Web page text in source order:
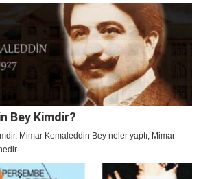
Bey Kimdir?
Mimar Kemaleddin Bey neler yaptı, Mimar